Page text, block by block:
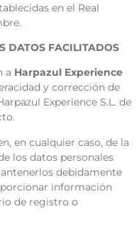
en el Real
DATOS FACILITADOS
a Harpazul Experience
y corrección de
Experience S.L. de
en cualquier caso, de la
los datos personales
debidamente
información
de registro o